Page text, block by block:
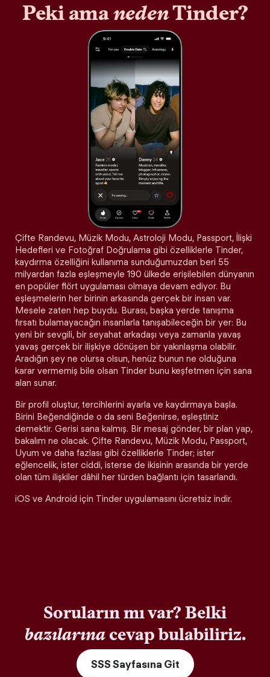
Peki amanedenTinder?
Çifte Randevu, Müzik Modu, Astroloji Modu, Passport, İlişki
Hedefleri ve Fotoğraf Doğrulama gibi özelliklerle Tinder,
kaydırma özelliğini kullanıma sunduğumuzdan beri 55
milyardan fazla eşleşmeyle 190 ülkede erişilebilen dünyanın
en popüler flört uygulaması olmaya devam ediyor. Bu
eşleşmelerin her birinin arkasında gerçek bir insan var.
Mesele zaten hep buydu. Burası, başka yerde tanışma
fırsatı bulamayacağın insanlarla tanışabileceğin bir yer: Bu
yeni bir sevgili, bir seyahat arkadaşı veya zamanla yavaş
yavaş gerçek bir ilişkiye dönüşen bir yakınlaşma olabilir.
Aradığın şey ne olursa olsun, henüz bunun ne olduğuna
karar vermemiş bile olsan Tinder bunu keşfetmen için sana
alan sunar.
Bir profil oluştur, tercihlerini ayarla ve kaydırmaya başla.
Birini Beğendiğinde o da seni Beğenirse, eşleştiniz
demektir. Gerisi sana kalmış. Bir mesaj gönder, bir plan yap,
bakalım ne olacak. Çifte Randevu, Müzik Modu, Passport,
Uyum ve daha fazlası gibi özelliklerle Tinder; ister
eğlencelik, ister ciddi, isterse de ikisinin arasında bir yerde
olan tüm ilişkiler dâhil her türden bağlantı için tasarlandı.
iOS ve Android için Tinder uygulamasını ücretsiz indir.
Soruların mı var? Belki
bazılarınacevap bulabiliriz.
SSS Sayfasına Git